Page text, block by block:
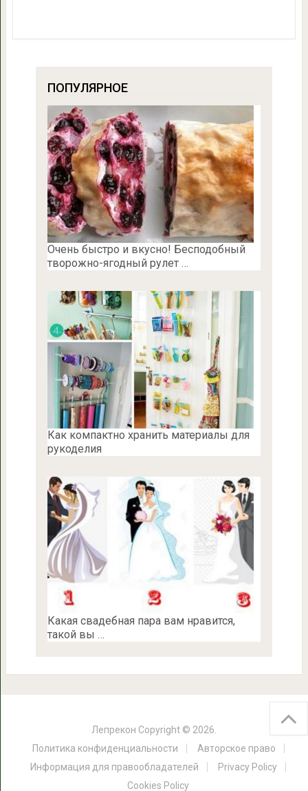
ПОПУЛЯРНОЕ
Очень быстро и вкусно! Бесподобный
творожно-ягодный рулет …
Как компактно хранить материалы для
рукоделия
Какая свадебная пара вам нравится,
такой вы …
Лепрекон Copyright © 2026.
Политика конфиденциальности
Авторское право
Информация для правообладателей
Privacy Policy
Cookies Policy